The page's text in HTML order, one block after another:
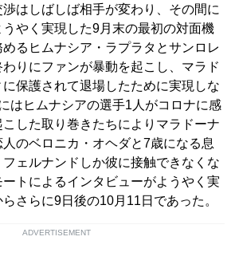
はしばしば相手が変わり、その間に
やく実現した9月末の最初の対面機
るヒムナシア・ラプラタとサンロレ
りにファンが暴動を起こし、マラド
保護されて退場したために実現しな
はヒムナシアの選手1人がコロナに感
した取り巻きたちによりマラドーナ
のベロニカ・オヘダと7歳になる息
ェルナンドしか彼に接触できなくな
トによるインタビューがようやく実
さらに9日後の10月11日であった。
ADVERTISEMENT